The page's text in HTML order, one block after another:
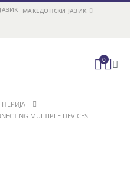
МАКЕДОНСКИ ЈАЗИК
0
MULTIPLE DEVICES